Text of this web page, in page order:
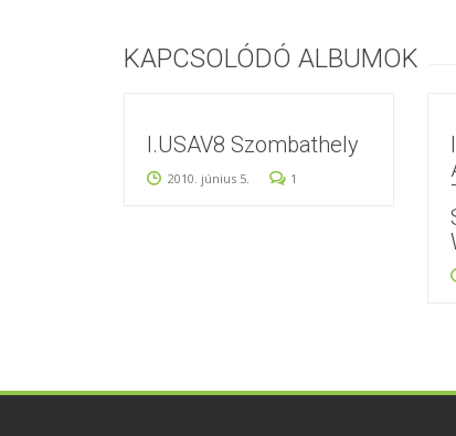
KAPCSOLÓDÓ ALBUMOK
I.USAV8 Szombathely
2010. június 5. 1